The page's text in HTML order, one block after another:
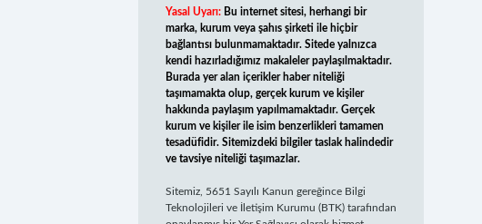
Yasal Uyarı: Bu internet sitesi, herhangi bir
marka, kurum veya şahıs şirketi ile hiçbir
bağlantısı bulunmamaktadır. Sitede yalnızca
kendi hazırladığımız makaleler paylaşılmaktadır.
Burada yer alan içerikler haber niteliği
taşımamakta olup, gerçek kurum ve kişiler
hakkında paylaşım yapılmamaktadır. Gerçek
kurum ve kişiler ile isim benzerlikleri tamamen
tesadüfidir. Sitemizdeki bilgiler taslak halindedir
ve tavsiye niteliği taşımazlar.
Sitemiz, 5651 Sayılı Kanun gereğince Bilgi
Teknolojileri ve İletişim Kurumu (BTK) tarafından